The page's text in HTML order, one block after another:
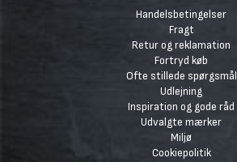
Handelsbetingelser
Fragt
Retur og reklamation
Fortryd køb
Ofte stillede spørgsmål
Udlejning
Inspiration og gode råd
Udvalgte mærker
Miljø
Cookiepolitik